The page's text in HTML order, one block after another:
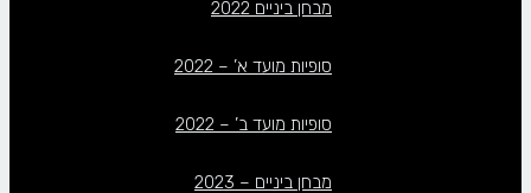
מבחן ביניים 2022
סופיות מועד א’ – 2022
סופיות מועד ב’ – 2022
מבחן ביניים – 2023